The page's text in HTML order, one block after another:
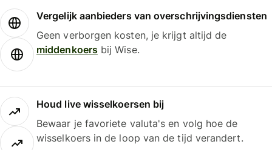
Vergelijk aanbieders van overschrijvingsdiensten
Geen verborgen kosten, je krijgt altijd de
middenkoersbij Wise.
Houd live wisselkoersen bij
Bewaar je favoriete valuta's en volg hoe de
wisselkoers in de loop van de tijd verandert.